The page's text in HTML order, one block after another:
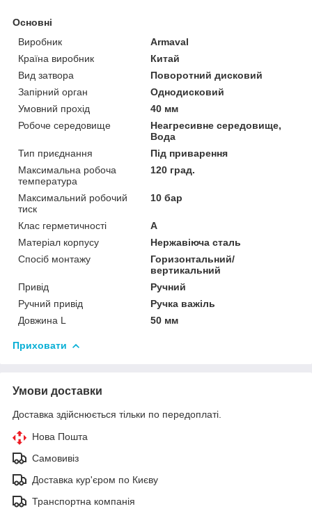
Основні
Виробник
Armaval
Країна виробник
Китай
Вид затвора
Поворотний дисковий
Запірний орган
Однодисковий
Умовний прохід
40 мм
Робоче середовище
Неагресивне середовище,
Вода
Тип приєднання
Під приварення
Максимальна робоча
температура
120 град.
Максимальний робочий
тиск
10 бар
Клас герметичності
А
Матеріал корпусу
Нержавіюча сталь
Спосіб монтажу
Горизонтальний/
вертикальний
Привід
Ручний
Ручний привід
Ручка важіль
Довжина L
50 мм
Приховати
Умови доставки
Доставка здійснюється тільки по передоплаті.
Нова Пошта
Самовивіз
Доставка кур'єром по Києву
Транспортна компанія